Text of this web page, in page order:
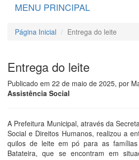
MENU PRINCIPAL
Página Inicial Entrega do leite
Entrega do leite
Publicado em 22 de maio de 2025, por
Assistência Social
A Prefeitura Municipal, através da
Social e Direitos Humanos, realizou a
quilos de leite em pó para as
Batateira, que se encontram em